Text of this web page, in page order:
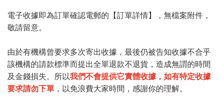
電子收據即為訂單確認電郵的【訂單詳情】，無檔案附件，
敬請留意。
由於有機構曾要求多次寄出收據，最後仍被告知收據不合乎
該機構的請款標準而提出全單退款不退貨，造成無謂的時間
及金錢損失。所以我們不會提供它實體收據，如有特定收據
要求請勿下單 ，以免浪費大家時間，感謝你的理解。